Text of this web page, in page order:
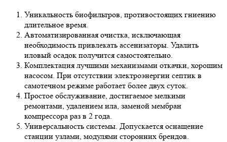
Уникальность биофильтров, противостоящих гниению
длительное время.
Автоматизированная очистка, исключающая
необходимость привлекать ассенизаторы. Удалить
иловый осадок получится самостоятельно.
Комплектация лучшими механизмами откачки, хорошим
насосом. При отсутствии электроэнергии септик в
самотечном режиме работает более двух суток.
Простое обслуживание, достигаемое мелкими
ремонтами, удалением ила, заменой мембран
компрессора раз в 2 года.
Универсальность системы. Допускается оснащение
станции узлами, модулями сторонних брендов.